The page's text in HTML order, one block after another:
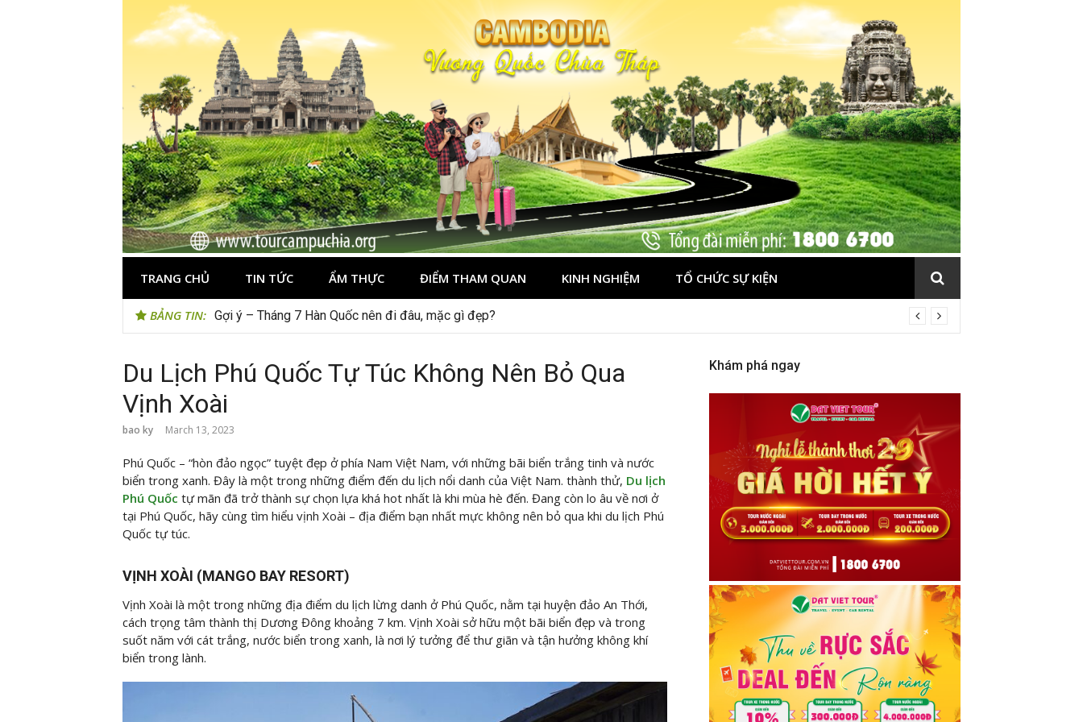
TRANG CHỦ TIN TỨC ẨM THỰC ĐIỂM THAM QUAN KINH NGHIỆM TỔ CHỨC SỰ KIỆN
BẢNG TIN: Tips du lịch Sri Lanka trọn vẹn cho người mới
Gợi ý – Tháng 7 Hàn Quốc nên đi đâu, mặc gì đẹp?
Du Lịch Phú Quốc Tự Túc Không Nên Bỏ Qua
Vịnh Xoài
bao ky March 13, 2023
Phú Quốc – “hòn đảo ngọc” tuyệt đẹp ở phía Nam Việt Nam, với những bãi biển trắng tinh và nước
biển trong xanh. Đây là một trong những điểm đến du lịch nổi danh của Việt Nam. thành thử, Du lịch
Phú Quốc tự mãn đã trở thành sự chọn lựa khá hot nhất là khi mùa hè đến. Đang còn lo âu về nơi ở
tại Phú Quốc, hãy cùng tìm hiểu vịnh Xoài – địa điểm bạn nhất mực không nên bỏ qua khi du lịch Phú
Quốc tự túc.
VỊNH XOÀI (MANGO BAY RESORT)
Vịnh Xoài là một trong những địa điểm du lịch lừng danh ở Phú Quốc, nằm tại huyện đảo An Thới,
cách trọng tâm thành thị Dương Đông khoảng 7 km. Vịnh Xoài sở hữu một bãi biển đẹp và trong
suốt năm với cát trắng, nước biển trong xanh, là nơi lý tưởng để thư giãn và tận hưởng không khí
biển trong lành.
Khám phá ngay